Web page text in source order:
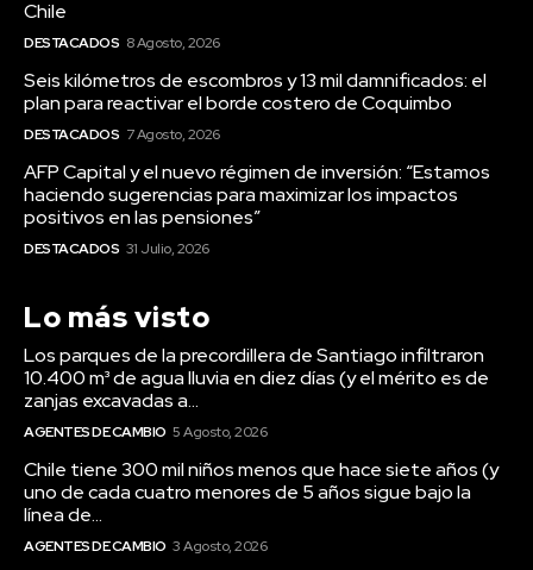
Chile
DESTACADOS 8 Agosto, 2026
Seis kilómetros de escombros y 13 mil damnificados: el
plan para reactivar el borde costero de Coquimbo
DESTACADOS 7 Agosto, 2026
AFP Capital y el nuevo régimen de inversión: “Estamos
haciendo sugerencias para maximizar los impactos
positivos en las pensiones”
DESTACADOS 31 Julio, 2026
Lo más visto
Los parques de la precordillera de Santiago infiltraron
10.400 m³ de agua lluvia en diez días (y el mérito es de
zanjas excavadas a...
AGENTES DE CAMBIO 5 Agosto, 2026
Chile tiene 300 mil niños menos que hace siete años (y
uno de cada cuatro menores de 5 años sigue bajo la
línea de...
AGENTES DE CAMBIO 3 Agosto, 2026